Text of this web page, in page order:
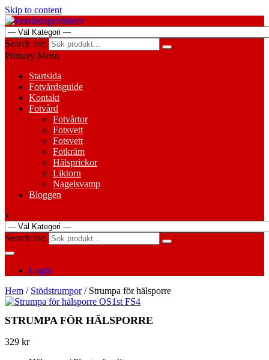
Skip to content
Search for:
Primary Menu
Startsida
Fotvårdsguide
Kontakt
Fotvård
Fotvårtor
Fotsvett
Fotsvett
Fotkräm
Hälsprickor
Liktorn
Nagelsvamp
Bloggen
x
Search for:
Login
Hem / Stödstrumpor/ Strumpa för hälsporre
STRUMPA FÖR HÄLSPORRE
329 kr